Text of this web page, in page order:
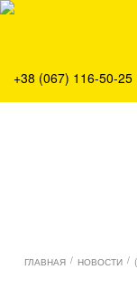
+38 (067) 116-50-25
О нас
Сервис
Решения
ГЛАВНАЯ / НОВОСТИ /